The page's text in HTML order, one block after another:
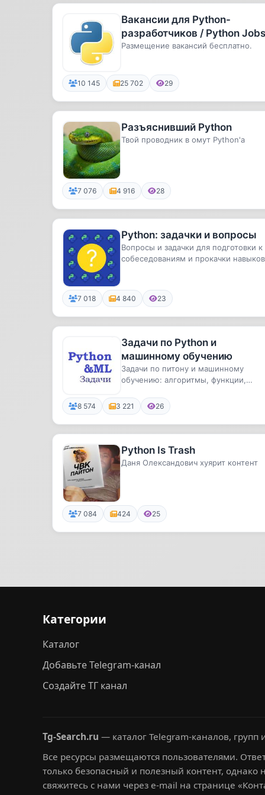
Вакансии для Python-
разработчиков / Python Jobs
Размещение вакансий бесплатно.
10 145 25 702 29
Разъяснивший Python
Твой проводник в омут Python'а
7 076 4 916 28
Python: задачки и вопросы
Вопросы и задачки для подготовки к
собеседованиям и прокачки навыков
7 018 4 840 23
Задачи по Python и
машинному обучению
Задачи по питону и машинному
обучению: алгоритмы, функции,
итератор...
8 574 3 221 26
Python Is Trash
Даня Олександович хуярит контент
7 084 424 25
Категории
Каталог
Добавьте Telegram-канал
Создайте ТГ канал
Tg-Search.ru — каталог Telegram-каналов, групп
Все ресурсы размещаются пользователями.
только безопасный и полезный контент,
свяжитесь с нами через e-mail на странице